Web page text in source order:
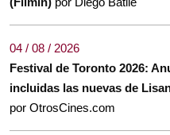
04 / 08 / 2026
Festival de Toronto 2026:
incluidas las nuevas de
por OtrosCines.com